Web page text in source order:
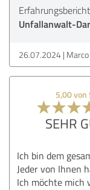
Unfallanwalt-
26.07.2024 Marco
5,00 von
SEHR
Ich bin dem
Jeder von Ihnen
Ich möchte mich